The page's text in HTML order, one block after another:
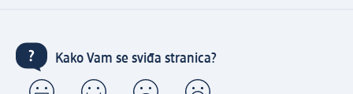
Kako Vam se sviđa stranica?